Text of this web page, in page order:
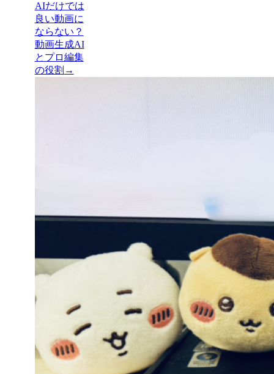
AIだけでは
良い動画に
ならない？
動画生成AI
とプロ編集
の役割 →